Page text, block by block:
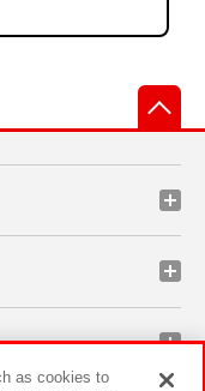
as cookies to